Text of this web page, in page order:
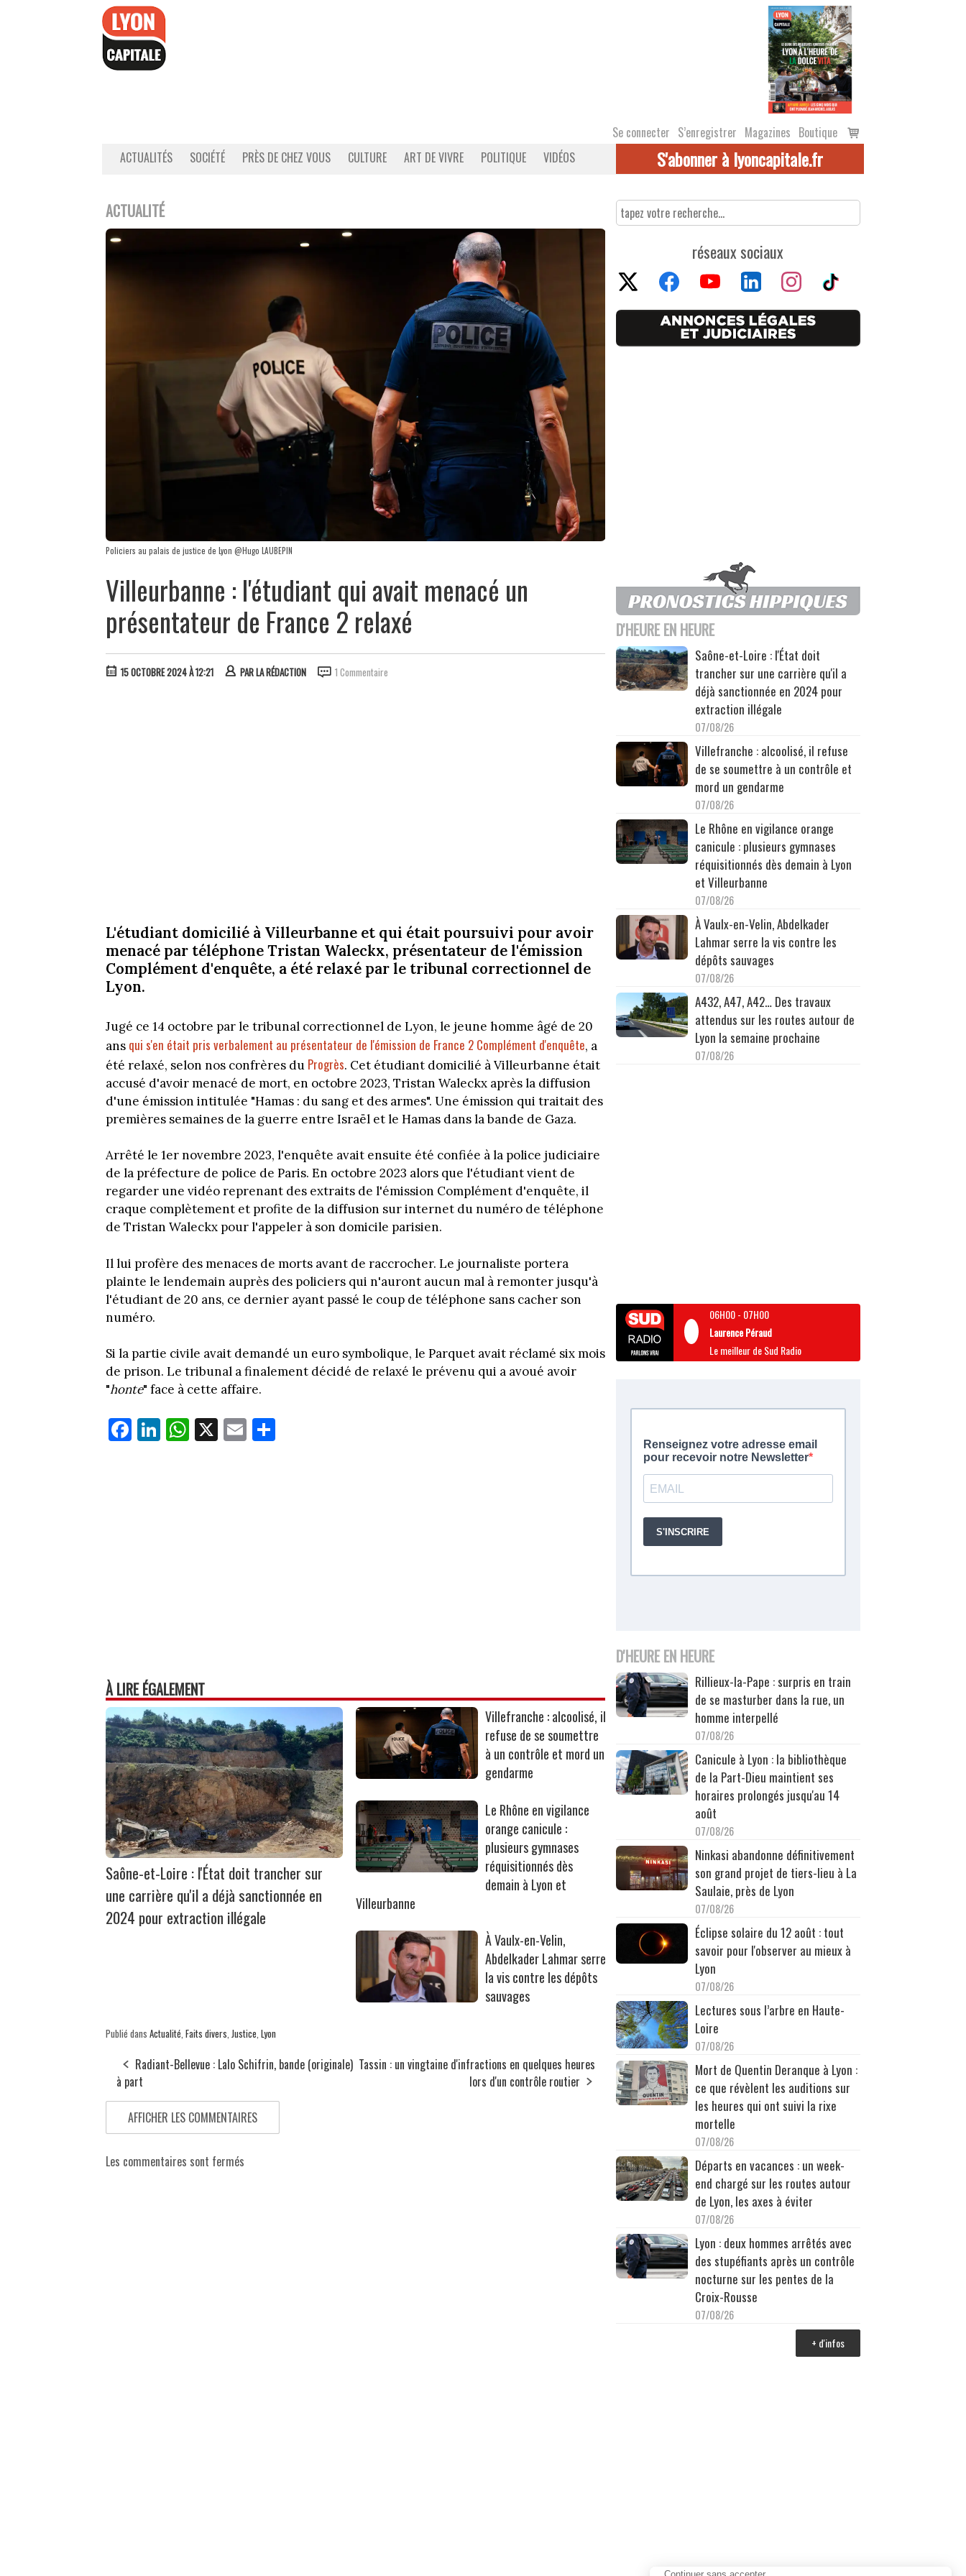
Se connecter S’enregistrer Magazines Boutique
Voir
le
ACTUALITÉS SOCIÉTÉ PRÈS DE CHEZ VOUS CULTURE ART DE VIVRE POLITIQUE VIDÉOS S'abonner à lyoncapitale.fr
ACTUALITÉ
Policiers au palais de justice de Lyon @Hugo LAUBEPIN
Villeurbanne : l'étudiant qui avait menacé un
présentateur de France 2 relaxé
15 OCTOBRE 2024 À 12:21 PARLA RÉDACTION 1 Commentaire
L'étudiant domicilié à Villeurbanne et qui était poursuivi pour avoir
menacé par téléphone Tristan Waleckx, présentateur de l'émission
Complément d'enquête, a été relaxé par le tribunal correctionnel de
Lyon.
Jugé ce 14 octobre par le tribunal correctionnel de Lyon, le jeune homme âgé de 20
ans qui s'en était pris verbalement au présentateur de l'émission de France 2 Complément d'enquête, a
été relaxé, selon nos confrères du Progrès. Cet étudiant domicilié à Villeurbanne était
accusé d'avoir menacé de mort, en octobre 2023, Tristan Waleckx après la diffusion
d'une émission intitulée "Hamas : du sang et des armes". Une émission qui traitait des
premières semaines de la guerre entre Israël et le Hamas dans la bande de Gaza.
Arrêté le 1er novembre 2023, l'enquête avait ensuite été confiée à la police judiciaire
de la préfecture de police de Paris. En octobre 2023 alors que l'étudiant vient de
regarder une vidéo reprenant des extraits de l'émission Complément d'enquête, il
craque complètement et profite de la diffusion sur internet du numéro de téléphone
de Tristan Waleckx pour l'appeler à son domicile parisien.
Il lui profère des menaces de morts avant de raccrocher. Le journaliste portera
plainte le lendemain auprès des policiers qui n'auront aucun mal à remonter jusqu'à
l'étudiant de 20 ans, ce dernier ayant passé le coup de téléphone sans cacher son
numéro.
Si la partie civile avait demandé un euro symbolique, le Parquet avait réclamé six mois
de prison. Le tribunal a finalement décidé de relaxé le prévenu qui a avoué avoir
"honte" face à cette affaire.
Fa
ce
Li
nk
W
ha
X E
m
À LIRE ÉGALEMENT
Saône-et-Loire : l'État doit trancher sur
une carrière qu'il a déjà sanctionnée en
2024 pour extraction illégale
Villefranche : alcoolisé, il
refuse de se soumettre
à un contrôle et mord un
gendarme
Le Rhône en vigilance
orange canicule :
plusieurs gymnases
réquisitionnés dès
demain à Lyon et
Villeurbanne
À Vaulx-en-Velin,
Abdelkader Lahmar serre
la vis contre les dépôts
sauvages
Publié dans Actualité Faits divers Justice Lyon
Radiant-Bellevue : Lalo Schifrin, bande (originale)
à part
Tassin : un vingtaine d'infractions en quelques heures
lors d'un contrôle routier
AFFICHER LES COMMENTAIRES
Les commentaires sont fermés
réseaux sociaux
D'HEURE EN HEURE
Saône-et-Loire : l'État doit
trancher sur une carrière qu'il a
déjà sanctionnée en 2024 pour
extraction illégale
07/08/26
Villefranche : alcoolisé, il refuse
de se soumettre à un contrôle et
mord un gendarme
07/08/26
Le Rhône en vigilance orange
canicule : plusieurs gymnases
réquisitionnés dès demain à Lyon
et Villeurbanne
07/08/26
À Vaulx-en-Velin, Abdelkader
Lahmar serre la vis contre les
dépôts sauvages
07/08/26
A432, A47, A42… Des travaux
attendus sur les routes autour de
Lyon la semaine prochaine
07/08/26
06H00- 07H00
Laurence Péraud
Le meilleur de Sud Radio
D'HEURE EN HEURE
Rillieux-la-Pape : surpris en train
de se masturber dans la rue, un
homme interpellé
07/08/26
Canicule à Lyon : la bibliothèque
de la Part-Dieu maintient ses
horaires prolongés jusqu'au 14
août
07/08/26
Ninkasi abandonne définitivement
son grand projet de tiers-lieu à La
Saulaie, près de Lyon
07/08/26
Éclipse solaire du 12 août : tout
savoir pour l'observer au mieux à
Lyon
07/08/26
Lectures sous l’arbre en Haute-
Loire
07/08/26
Mort de Quentin Deranque à Lyon :
ce que révèlent les auditions sur
les heures qui ont suivi la rixe
mortelle
07/08/26
Départs en vacances : un week-
end chargé sur les routes autour
de Lyon, les axes à éviter
07/08/26
Lyon : deux hommes arrêtés avec
des stupéfiants après un contrôle
nocturne sur les pentes de la
Croix-Rousse
07/08/26
+ d'infos